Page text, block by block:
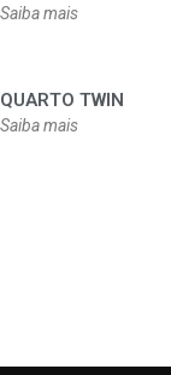
Saiba mais
QUARTO TWIN
Saiba mais